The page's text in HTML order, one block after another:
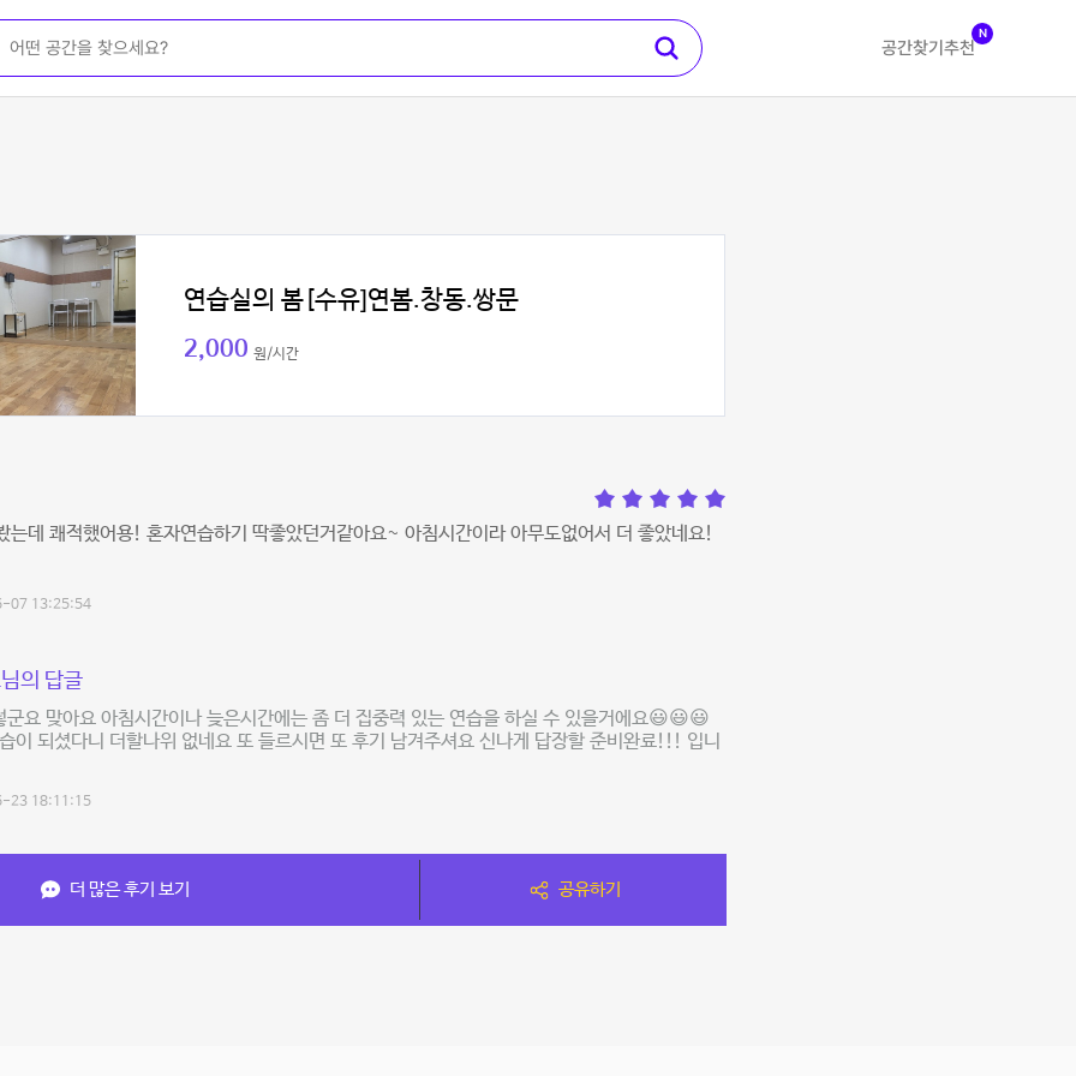
공간찾기 추천
N
연습실의 봄[수유]연봄.창동.쌍문
2,000 원/시간
는데 쾌적했어용! 혼자연습하기 딱좋았던거같아요~ 아침시간이라 아무도없어서 더 좋았네요!
07 13:25:54
의 답글
요 맞아요 아침시간이나 늦은시간에는 좀 더 집중력 있는 연습을 하실 수 있을거에요😃😃😃
이 되셨다니 더할나위 없네요 또 들르시면 또 후기 남겨주셔요 신나게 답장할 준비완료!!! 입니
23 18:11:15
더 많은 후기 보기 공유하기